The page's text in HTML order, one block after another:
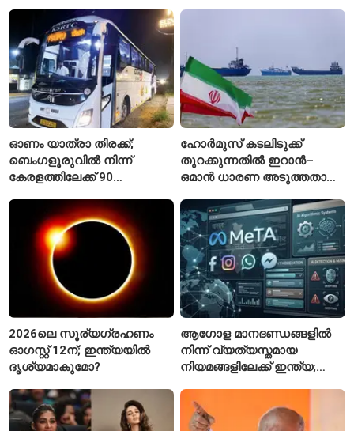
ഓണം യാത്രാ തിരക്ക്;
ബെംഗളൂരുവിൽ നിന്ന്
കേരളത്തിലേക്ക് 90
ഹോർമുസ് കടലിടുക്ക്
തുറക്കുന്നതിൽ ഇറാൻ–
ഒമാൻ ധാരണ അടുത്തതായി;
ടെഹ്റാൻ
2026ലെ സൂര്യഗ്രഹണം
ഓഗസ്റ്റ് 12ന്; ഇന്ത്യയിൽ
ദൃശ്യമാകുമോ?
ആഗോള മാനദണ്ഡങ്ങളിൽ
നിന്ന് വ്യത്യസ്തമായ
നിയമങ്ങളിലേക്ക് ഇന്ത്യ;
സമ്മർദം